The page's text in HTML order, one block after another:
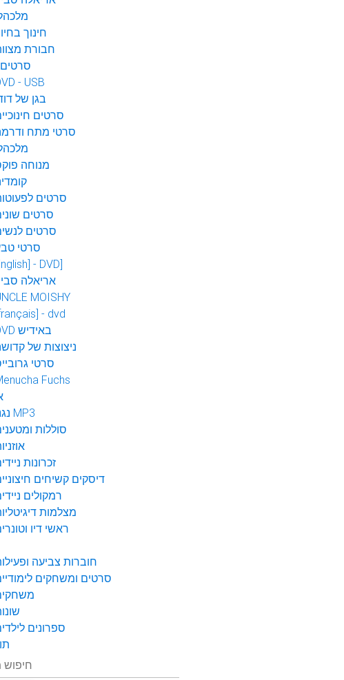
חינוך
חבורת
סרטים
- USB
בגן של
סרטים
סרטי מתח
מנוחה
סרטים
סרטים
סרטים
סרטי
- DVD]
אריאלה
MOISHY
- dvd
DVD באידיש
ניצוצות של
סרטי
Fuchs
נגני MP3
סוללות
זכרונות
דיסקים קשיחים
רמקולים
מצלמות
ראשי דיו
חוברות צביעה
סרטים ומשחקים
ספרונים